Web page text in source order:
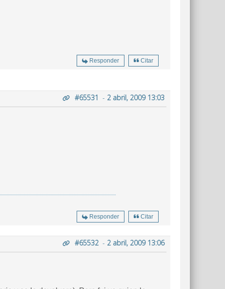
Responder Citar
#65531 - 2 abril, 2009 13:03
Responder Citar
#65532 - 2 abril, 2009 13:06